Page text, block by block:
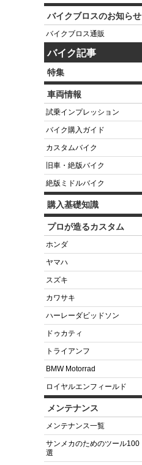
バイクブロスのお知らせ
バイクブロス通販
バイク記事
特集
車両情報
試乗インプレッション
バイク購入ガイド
カスタムバイク
旧車・絶版バイク
絶版ミドルバイク
購入基礎知識
プロが造るカスタム
ホンダ
ヤマハ
スズキ
カワサキ
ハーレーダビッドソン
ドゥカティ
トライアンフ
BMW Motorrad
ロイヤルエンフィールド
メンテナンス
メンテナンス一覧
サンメカのためのツール100
選